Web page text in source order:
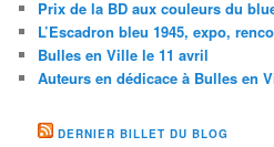
Prix de la BD aux couleurs du
L’Escadron bleu 1945, expo,
Bulles en Ville le 11 avril
Auteurs en dédicace à Bulles en
DERNIER BILLET DU BLOG